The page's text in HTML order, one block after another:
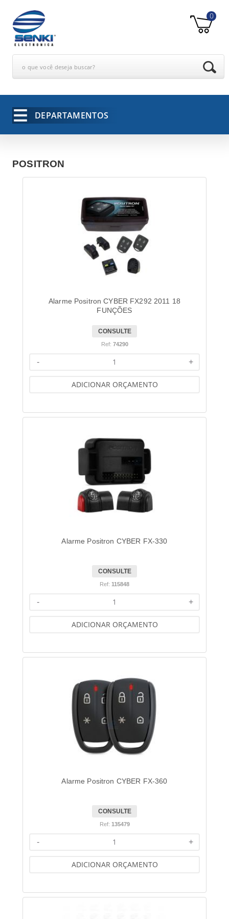
o que você deseja buscar?
0
DEPARTAMENTOS
POSITRON
Alarme Positron CYBER FX292 2011 18
FUNÇÕES
CONSULTE
Ref: 74290
+
-
ADICIONAR ORÇAMENTO
Alarme Positron CYBER FX-330
CONSULTE
Ref: 115848
+
-
ADICIONAR ORÇAMENTO
Alarme Positron CYBER FX-360
CONSULTE
Ref: 135479
+
-
ADICIONAR ORÇAMENTO